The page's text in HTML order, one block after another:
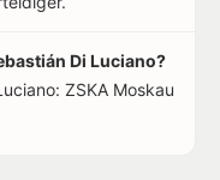
Di Luciano?
ZSKA Moskau